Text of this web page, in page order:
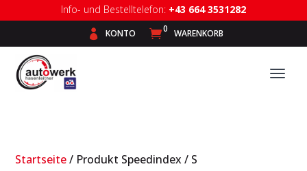
Info- und Bestelltelefon: +43 664 3531282
 KONTO 0 WARENKORB
Startseite/ Produkt Speedindex / S